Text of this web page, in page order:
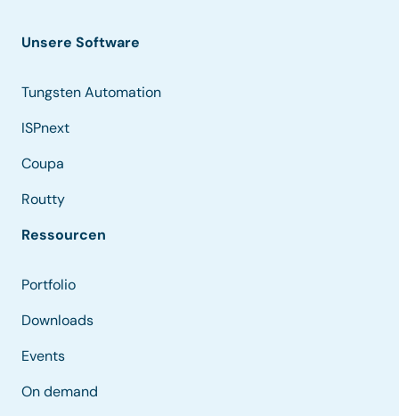
Unsere Software
Tungsten Automation
ISPnext
Coupa
Routty
Ressourcen
Portfolio
Downloads
Events
On demand